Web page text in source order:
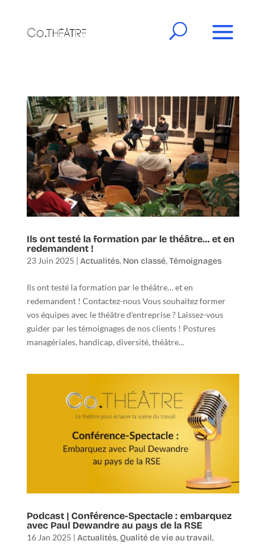
Ils ont testé la formation par le théâtre… et en
redemandent !
23 Juin 2025 | Actualités, Non classé, Témoignages
Ils ont testé la formation par le théâtre… et en
redemandent ! Contactez-nous Vous souhaitez former
vos équipes avec le théâtre d’entreprise ? Laissez-vous
guider par les témoignages de nos clients ! Postures
managériales, handicap, diversité, théâtre...
Podcast | Conférence-Spectacle : embarquez
avec Paul Dewandre au pays de la RSE
16 Jan 2025 | Actualités, Qualité de vie au travail,